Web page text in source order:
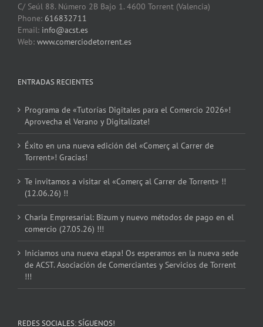
C/ Seúl 88. Número 2B Bajo 1. 4600 Torrent (Valencia)
Phone: 616832711
Email: info@acst.es
Web: www.comerciodetorrent.es
ENTRADAS RECIENTES
Programa de «Tutorías Digitales para el Comercio 2026»!
Aprovecha el Verano y Digitalízate!
Éxito en una nueva edición del «Comerç al Carrer de
Torrent»! Gracias!
Te invitamos a visitar el «Comerç al Carrer de Torrent» !!
(12.06.26) !!
Charla Empresarial: Bizum y nuevo métodos de pago en el
comercio (27.05.26) !!!
Iniciamos una nueva etapa! Os esperamos en la nueva sede
de ACST. Asociación de Comerciantes y Servicios de Torrent
!!!
REDES SOCIALES: SÍGUENOS!